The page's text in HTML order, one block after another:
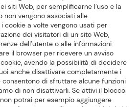
siti Web, per semplificarne l’uso e la
non vengono associati alle
cookie a volte vengono usati per
dei visitatori di un sito Web,
dell’utente o alle informazioni
il browser per ricevere un avviso
avendo la possibilità di decidere
anche disattivare completamente i
consentono di sfruttare alcune funzioni
di non disattivarli. Se attivi il blocco
potrai per esempio aggiungere